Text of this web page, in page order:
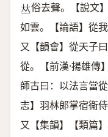
𠀤俗去聲。【說文
如雲。【論語】從我
又【韻會】從天子
從。【前漢·揚雄傳
師古曰：以法言當
志】羽林郞掌宿衞侍
又【集韻】【類篇】